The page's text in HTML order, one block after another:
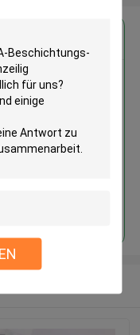
Preis für
Twill-Webart-